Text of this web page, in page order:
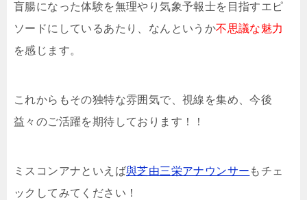
盲腸になった体験を無理やり気象予報士を目指すエピ
ソードにしているあたり、なんというか不思議な魅力
を感じます。
これからもその独特な雰囲気で、視線を集め、今後
益々のご活躍を期待しております！！
ミスコンアナといえば與芝由三栄アナウンサー もチェ
ックしてみてください！